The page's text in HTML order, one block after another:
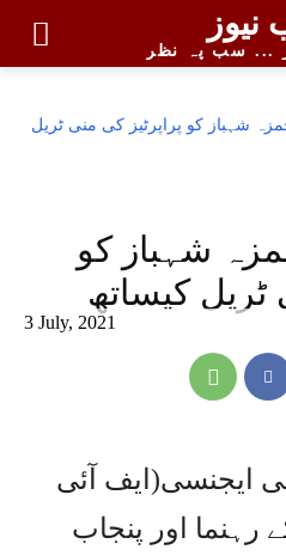
... سب پہ نظر
شہباز کو پراپرٹیز کی منی ٹریل
شہباز کو
ٹریل کیساتھ
3 July, 2021
ایجنسی(ایف آئی
رہنما اور پنجاب